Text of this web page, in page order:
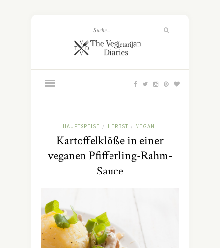
HAUPTSPEISE / HERBST / VEGAN
Kartoffelklöße in einer
veganen Pfifferling-Rahm-
Sauce